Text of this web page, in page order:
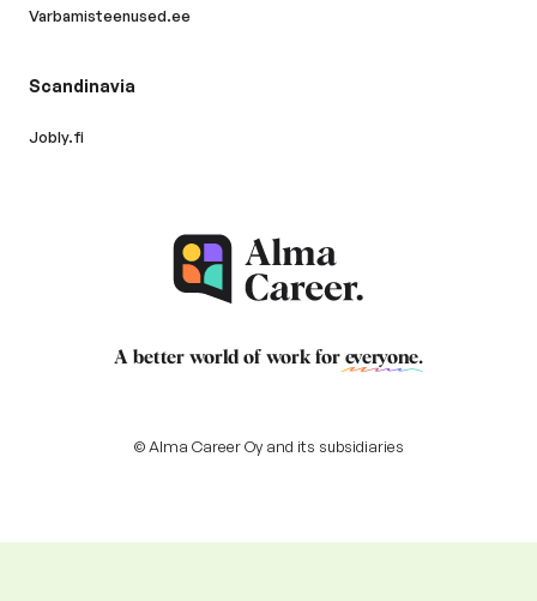
Varbamisteenused.ee
Scandinavia
Jobly.fi
A better world of work for everyone.
© Alma Career Oy and its subsidiaries